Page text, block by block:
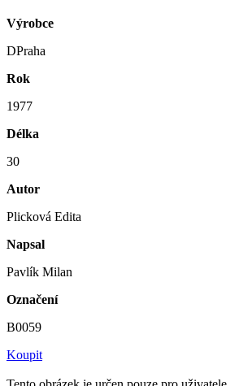
Výrobce
DPraha
Rok
1977
Délka
30
Autor
Plicková Edita
Napsal
Pavlík Milan
Označení
B0059
Koupit